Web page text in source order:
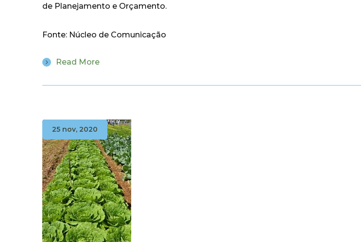
de Planejamento e Orçamento.
Fonte: Núcleo de Comunicação
Read More
25 nov, 2020